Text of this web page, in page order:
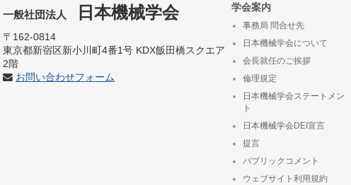
一般社団法人 日本機械学会
〒162-0814
東京都新宿区新小川町4番1号 KDX飯田橋スクエア
2階
お問い合わせフォーム
学会案内
事務局 問合せ先
日本機械学会について
会長就任のご挨拶
倫理規定
日本機械学会ステートメン
ト
日本機械学会DEI宣言
提言
パブリックコメント
ウェブサイト利用規約